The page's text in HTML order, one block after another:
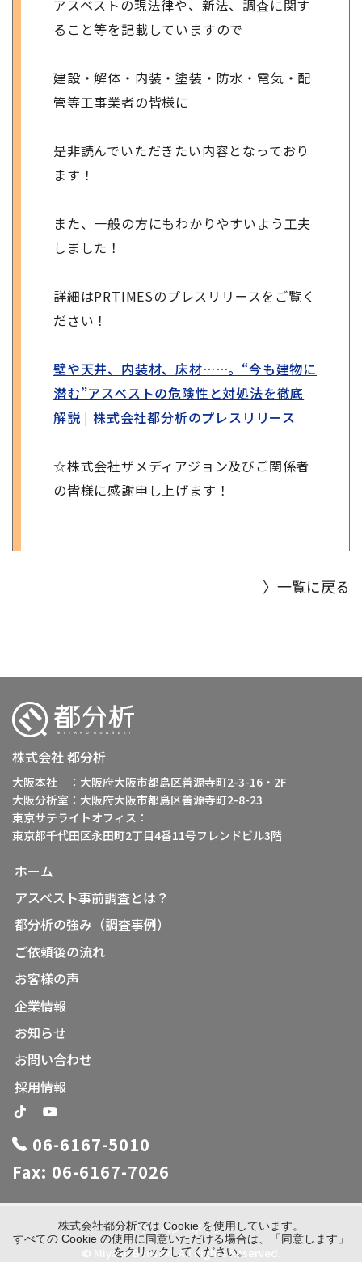
アスベストの現法律や、新法、調査に関す
ること等を記載していますので
建設・解体・内装・塗装・防水・電気・配
管等工事業者の皆様に
是非読んでいただきたい内容となっており
ます！
また、一般の方にもわかりやすいよう工夫
しました！
詳細はPRTIMESのプレスリリースをご覧く
ださい！
壁や天井、内装材、床材……。“今も建物に
潜む”アスベストの危険性と対処法を徹底
解説 | 株式会社都分析のプレスリリース
☆株式会社ザメディアジョン及びご関係者
の皆様に感謝申し上げます！
〉一覧に戻る
株式会社 都分析
大阪本社 ：大阪府大阪市都島区善源寺町2-3-16・2F
大阪分析室：大阪府大阪市都島区善源寺町2-8-23
東京サテライトオフィス：
東京都千代田区永田町2丁目4番11号フレンドビル3階
ホーム
アスベスト事前調査とは？
都分析の強み（調査事例）
ご依頼後の流れ
お客様の声
企業情報
お知らせ
お問い合わせ
採用情報
06-6167-5010
Fax: 06-6167-7026
© Miyako Bunseki. All Rights Reserved.
プライバシーポリシー
株式会社都分析では Cookie を使用しています。
すべての Cookie の使用に同意いただける場合は、「同意します」
をクリックしてください。